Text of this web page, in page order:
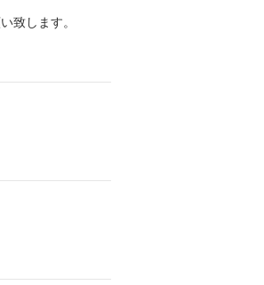
致します。